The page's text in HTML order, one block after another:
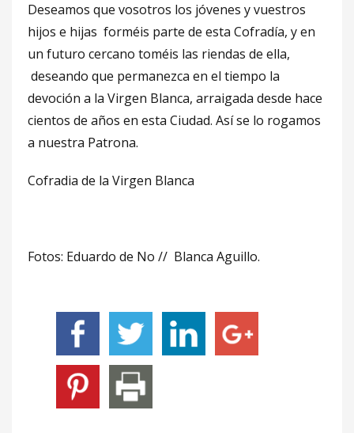
Deseamos que vosotros los jóvenes y vuestros
hijos e hijas forméis parte de esta Cofradía, y en
un futuro cercano toméis las riendas de ella,
deseando que permanezca en el tiempo la
devoción a la Virgen Blanca, arraigada desde hace
cientos de años en esta Ciudad. Así se lo rogamos
a nuestra Patrona.
Cofradia de la Virgen Blanca
Fotos: Eduardo de No // Blanca Aguillo.